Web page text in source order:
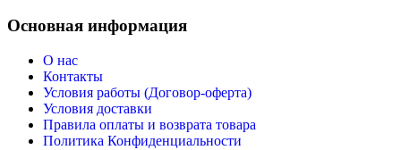
Основная информация
О нас
Контакты
Условия работы (Договор-оферта)
Условия доставки
Правила оплаты и возврата товара
Политика Конфиденциальности